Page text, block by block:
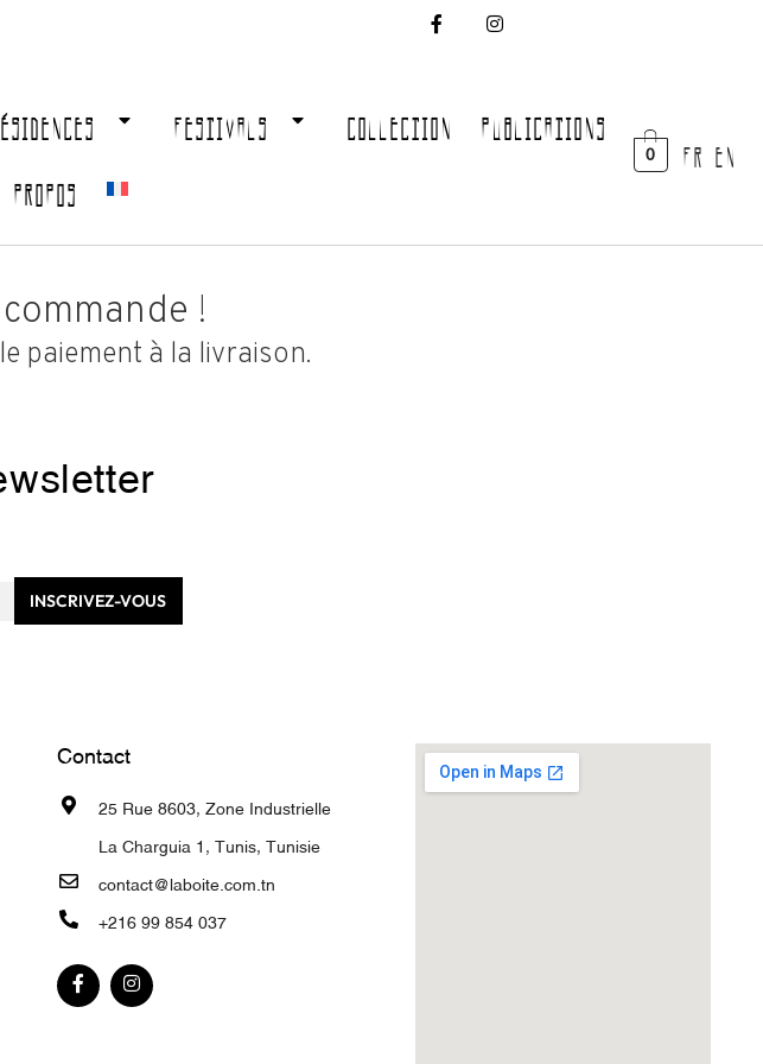
FESTIVALS COLLECTION PUBLICATIONS
PROPOS
0 FR EN
!
paiement à la livraison.
INSCRIVEZ-VOUS
Contact
25 Rue 8603, Zone Industrielle
La Charguia 1, Tunis, Tunisie
contact@laboite.com.tn
+216 99 854 037